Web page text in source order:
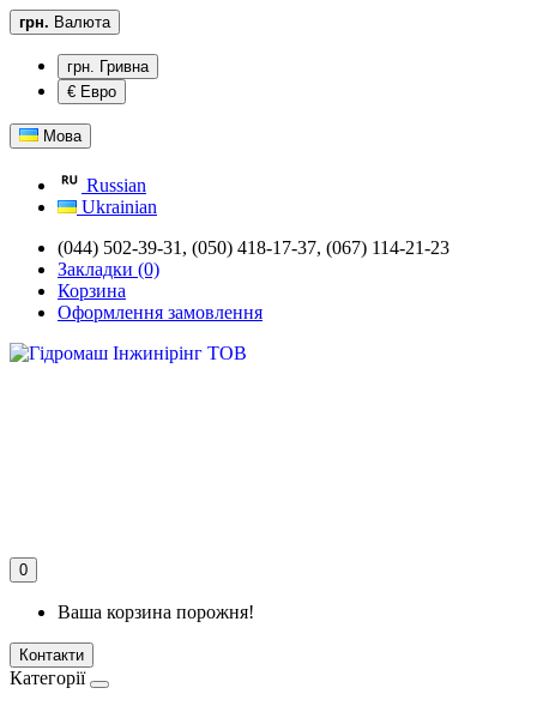
грн. Валюта
грн. Гривна
€ Евро
Мова
Russian
Ukrainian
(044) 502-39-31, (050) 418-17-37, (067) 114-21-23
Закладки (0)
Корзина
Оформлення замовлення
0
Ваша корзина порожня!
Контакти
Категорії